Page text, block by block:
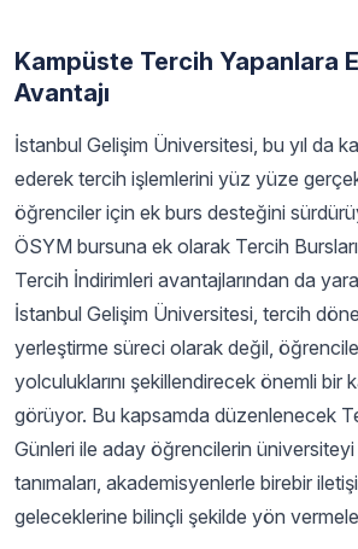
Kampüste Tercih Yapanlara
Avantajı
İstanbul Gelişim Üniversitesi, bu yıl da
ederek tercih işlemlerini yüz yüze
öğrenciler için ek burs desteğini
ÖSYM bursuna ek olarak Tercih
Tercih İndirimleri avantajlarından da
İstanbul Gelişim Üniversitesi, tercih
yerleştirme süreci olarak değil,
yolculuklarını şekillendirecek önemli bir
görüyor. Bu kapsamda düzenlenecek
Günleri ile aday öğrencilerin
tanımaları, akademisyenlerle birebir
geleceklerine bilinçli şekilde yön